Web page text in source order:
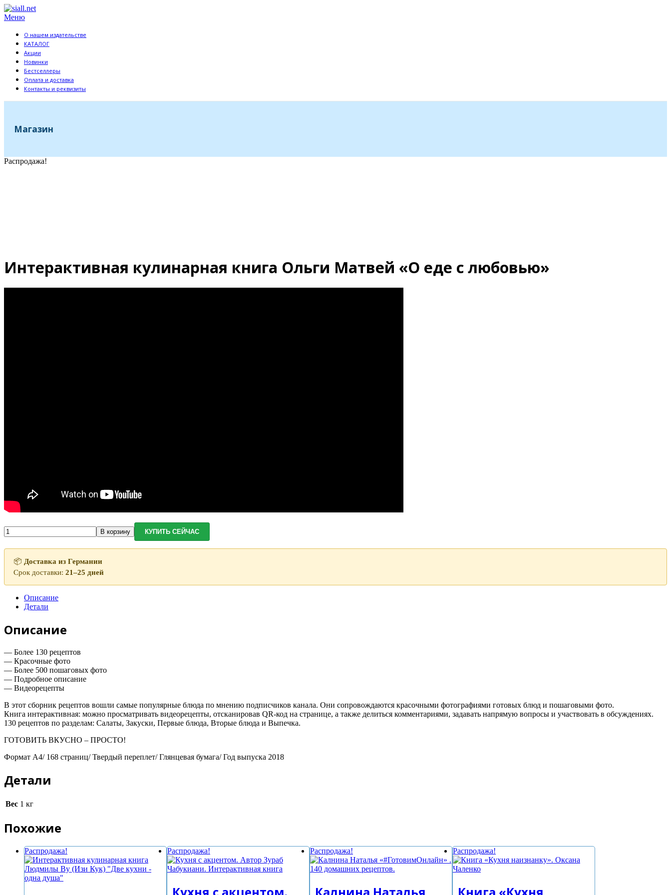
Перейти
к
Меню
О нашем издательстве
КАТАЛОГ
Акции
Новинки
Бестселлеры
Оплата и доставка
Контакты и реквизиты
Магазин
Распродажа!
Интерактивная кулинарная книга Ольги Матвей «О еде с любовью»
Количество
товара
Интерактивная
кулинарная
книга
Ольги
Матвей
В корзину КУПИТЬ СЕЙЧАС
📦 Доставка из Германии
Срок доставки: 21–25 дней
Описание
Детали
Описание
— Более 130 рецептов
— Красочные фото
— Более 500 пошаговых фото
— Подробное описание
— Видеорецепты
В этот сборник рецептов вошли самые популярные блюда по мнению подписчиков канала. Они сопровождаются красочными фотографиями готовых блюд и пошаговыми фото.
Книга интерактивная: можно просматривать видеорецепты, отсканировав QR-код на странице, а также делиться комментариями, задавать напрямую вопросы и участвовать в обсуждениях.
130 рецептов по разделам: Салаты, Закуски, Первые блюда, Вторые блюда и Выпечка.
ГОТОВИТЬ ВКУСНО – ПРОСТО!
Формат А4/ 168 страниц/ Твердый переплет/ Глянцевая бумага/ Год выпуска 2018
Детали
Вес 1 кг
Похожие
Распродажа! Распродажа! Распродажа! Распродажа!